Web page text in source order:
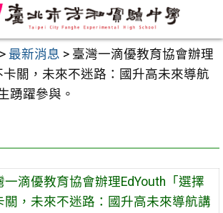
> 最新消息 > 臺灣一滴優教育協會辦理
卡關，未來不迷路：國升高未來導航
踴躍參與。
一滴優教育協會辦理EdYouth「選擇
關，未來不迷路：國升高未來導航講